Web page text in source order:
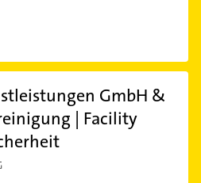
GmbH &
| Facility